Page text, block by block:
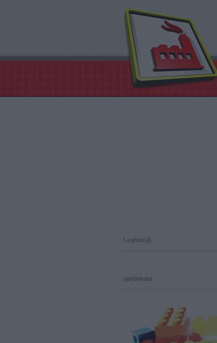
Legózni jó.
apróhirdet